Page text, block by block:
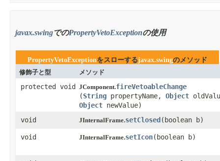
javax.swingでのPropertyVetoExceptionの使用
PropertyVetoExceptionをスローするjavax.swingのメソッド
修飾子と型
メソッド
protected void JComponent.fireVetoableChange
(String propertyName, Object
Object newValue)
void
JInternalFrame.setClosed ​(boolean b)
void JInternalFrame.setIcon​(boolean b)